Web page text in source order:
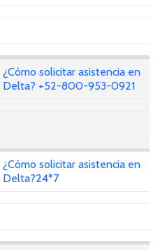
¿Cómo solicitar asistencia en
Delta? +52-800-953-0921
¿Cómo solicitar asistencia en
Delta?24*7